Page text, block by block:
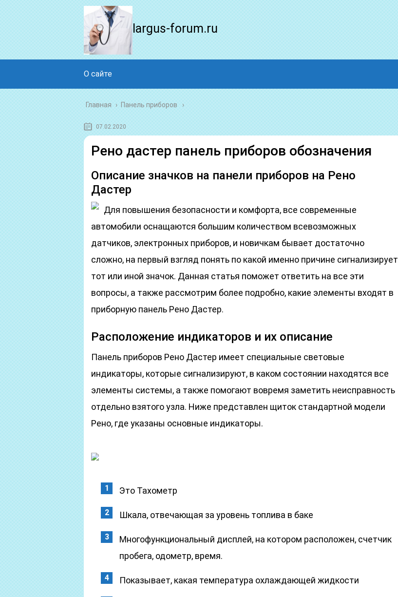
largus-forum.ru
О сайте
Главная › Панель приборов
07.02.2020
Рено дастер панель приборов обозначения
Описание значков на панели приборов на Рено
Дастер
Для повышения безопасности и комфорта, все современные
автомобили оснащаются большим количеством всевозможных
датчиков, электронных приборов, и новичкам бывает достаточно
сложно, на первый взгляд понять по какой именно причине сигнализирует
тот или иной значок. Данная статья поможет ответить на все эти
вопросы, а также рассмотрим более подробно, какие элементы входят в
приборную панель Рено Дастер.
Расположение индикаторов и их описание
Панель приборов Рено Дастер имеет специальные световые
индикаторы, которые сигнализируют, в каком состоянии находятся все
элементы системы, а также помогают вовремя заметить неисправность
отдельно взятого узла. Ниже представлен щиток стандартной модели
Рено, где указаны основные индикаторы.
Это Тахометр
Шкала, отвечающая за уровень топлива в баке
Многофункциональный дисплей, на котором расположен, счетчик
пробега, одометр, время.
Показывает, какая температура охлаждающей жидкости